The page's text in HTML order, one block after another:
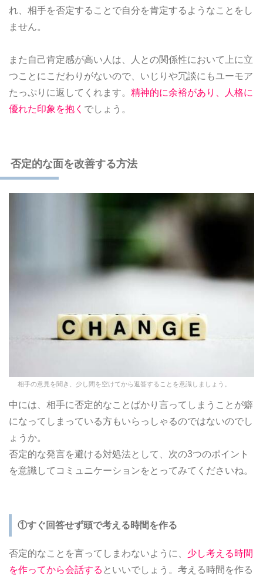
れ、相手を否定することで自分を肯定するようなことをし
ません。
また自己肯定感が高い人は、人との関係性において上に立
つことにこだわりがないので、いじりや冗談にもユーモア
たっぷりに返してくれます。 精神的に余裕があり、人格に
優れた印象を抱く でしょう。
否定的な面を改善する方法
相手の意見を聞き、少し間を空けてから返答することを意識しましょう。
中には、相手に否定的なことばかり言ってしまうことが癖
になってしまっている方もいらっしゃるのではないのでし
ょうか。
否定的な発言を避ける対処法として、次の3つのポイント
を意識してコミュニケーションをとってみてくださいね。
①すぐ回答せず頭で考える時間を作る
否定的なことを言ってしまわないように、 少し考える時間
を作ってから会話する といいでしょう。考える時間を作る